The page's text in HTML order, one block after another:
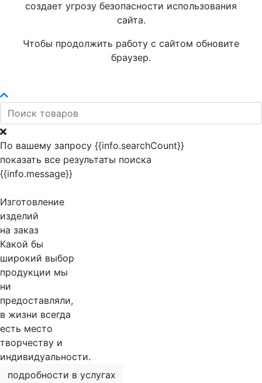
создает угрозу безопасности использования
сайта.
Чтобы продолжить работу с сайтом обновите
браузер.
По вашему запросу {{info.searchCount}}
показать все результаты поиска
{{info.message}}
Изготовление
изделий
на заказ
Какой бы
широкий выбор
продукции мы
ни
предоставляли,
в жизни всегда
есть место
творчеству и
индивидуальности.
подробности в услугах